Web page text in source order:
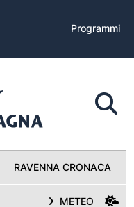
Programmi
RAVENNA CRONACA
METEO